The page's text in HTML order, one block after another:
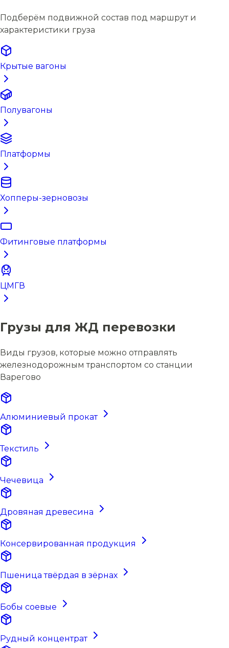
Подберём подвижной состав под маршрут и
характеристики груза
Крытые вагоны
Полувагоны
Платформы
Хопперы-зерновозы
Фитинговые платформы
ЦМГВ
Грузы для ЖД перевозки
Виды грузов, которые можно отправлять
железнодорожным транспортом со станции
Варегово
Алюминиевый прокат
Текстиль
Чечевица
Дровяная древесина
Консервированная продукция
Пшеница твёрдая в зёрнах
Бобы соевые
Рудный концентрат